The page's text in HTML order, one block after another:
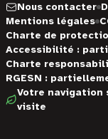
Nous contacter
Mentions légales
Charte de
Accessibilité :
Charte
RGESN :
Votre navigation
visite